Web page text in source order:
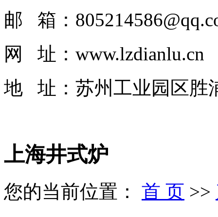
邮 箱：
网 址：www.lzdianlu.cn
地 址： 苏州工业园区胜
上海井式炉
您的当前位置： 首 页 >>